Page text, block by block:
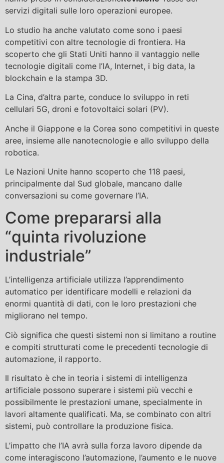
servizi digitali sulle loro operazioni europee.
Lo studio ha anche valutato come sono i paesi
competitivi con altre tecnologie di frontiera. Ha
scoperto che gli Stati Uniti hanno il vantaggio nelle
tecnologie digitali come l’IA, Internet, i big data, la
blockchain e la stampa 3D.
La Cina, d’altra parte, conduce lo sviluppo in reti
cellulari 5G, droni e fotovoltaici solari (PV).
Anche il Giappone e la Corea sono competitivi in ​​queste
aree, insieme alle nanotecnologie e allo sviluppo della
robotica.
Le Nazioni Unite hanno scoperto che 118 paesi,
principalmente dal Sud globale, mancano dalle
conversazioni su come governare l’IA.
Come prepararsi alla
“quinta rivoluzione
industriale”
L’intelligenza artificiale utilizza l’apprendimento
automatico per identificare modelli e relazioni da
enormi quantità di dati, con le loro prestazioni che
migliorano nel tempo.
Ciò significa che questi sistemi non si limitano a routine
e compiti strutturati come le precedenti tecnologie di
automazione, il rapporto.
Il risultato è che in teoria i sistemi di intelligenza
artificiale possono superare i sistemi più vecchi e
possibilmente le prestazioni umane, specialmente in
lavori altamente qualificati. Ma, se combinato con altri
sistemi, può controllare la produzione fisica.
L’impatto che l’IA avrà sulla forza lavoro dipende da
come interagiscono l’automazione, l’aumento e le nuove